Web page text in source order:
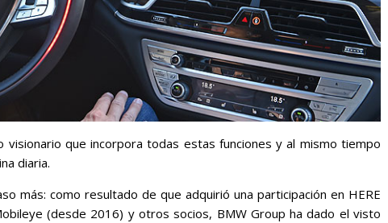
visionario que incorpora todas estas funciones y al mismo tiempo
diaria.
más: como resultado de que adquirió una participación en HERE
(desde 2016) y otros socios, BMW Group ha dado el visto